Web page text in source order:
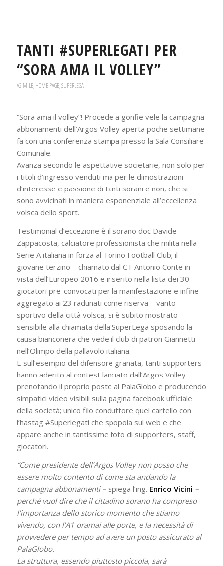
TANTI #SUPERLEGATI PER
“SORA AMA IL VOLLEY”
A2 M.LE,HOME PAGE,SUPERLEGA
“Sora ama il volley”! Procede a gonfie vele la campagna
abbonamenti dell’Argos Volley aperta poche settimane
fa con una conferenza stampa presso la Sala Consiliare
Comunale.
Avanza secondo le aspettative societarie, non solo per
i titoli d’ingresso venduti ma per le dimostrazioni
d’interesse e passione di tanti sorani e non, che si
sono avvicinati in maniera esponenziale all’eccellenza
volsca dello sport.
Testimonial d’eccezione è il sorano doc Davide
Zappacosta, calciatore professionista che milita nella
Serie A italiana in forza al Torino Football Club; il
giovane terzino – chiamato dal CT Antonio Conte in
vista dell’Europeo 2016 e inserito nella lista dei 30
giocatori pre-convocati per la manifestazione e infine
aggregato ai 23 radunati come riserva – vanto
sportivo della città volsca, si è subito mostrato
sensibile alla chiamata della SuperLega sposando la
causa bianconera che vede il club di patron Giannetti
nell’Olimpo della pallavolo italiana.
E sull’esempio del difensore granata, tanti supporters
hanno aderito al contest lanciato dall’Argos Volley
prenotando il proprio posto al PalaGlobo e producendo
simpatici video visibili sulla pagina facebook ufficiale
della società; unico filo conduttore quel cartello con
l’hastag #Superlegati che spopola sul web e che
appare anche in tantissime foto di supporters, staff,
giocatori.
“Come presidente dell’Argos Volley non posso che
essere molto contento di come sta andando la
campagna abbonamenti – spiega l’ing. Enrico Vicini –
perché vuol dire che il cittadino sorano ha compreso
l’importanza dello storico momento che stiamo
vivendo, con l’A1 oramai alle porte, e la necessità di
provvedere per tempo ad avere un posto assicurato al
PalaGlobo.
La struttura, essendo piuttosto piccola, sarà